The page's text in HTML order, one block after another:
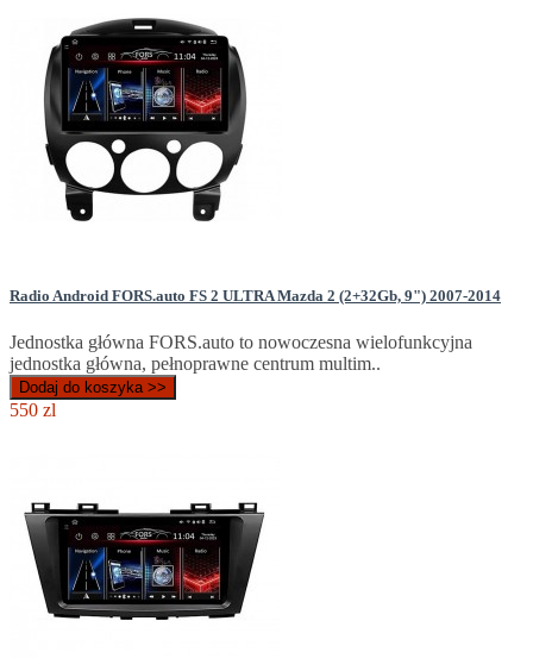
Radio Android FORS.auto FS 2 ULTRA Mazda 2 (2+32Gb, 9") 2007-2014
Jednostka główna FORS.auto to nowoczesna wielofunkcyjna
jednostka główna, pełnoprawne centrum multim..
Dodaj do koszyka >>
550 zl